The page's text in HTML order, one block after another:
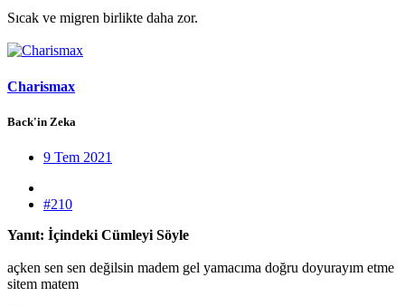
Sıcak ve migren birlikte daha zor.
Charismax
Back'in Zeka
9 Tem 2021
#210
Yanıt: İçindeki Cümleyi Söyle
açken sen sen değilsin madem gel yamacıma doğru doyurayım etme
sitem matem